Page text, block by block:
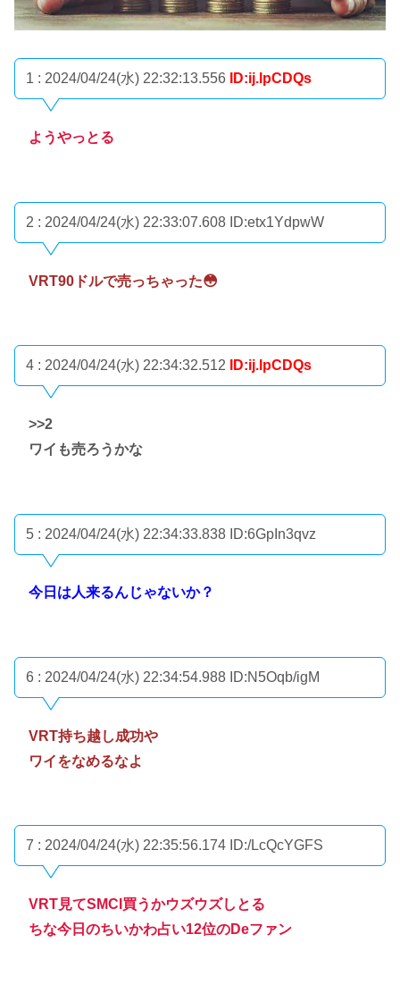
1 : 2024/04/24(水) 22:32:13.556 ID:ij.lpCDQs
ようやっとる
2 : 2024/04/24(水) 22:33:07.608 ID:etx1YdpwW
VRT90ドルで売っちゃった😳
4 : 2024/04/24(水) 22:34:32.512 ID:ij.lpCDQs
>>2
ワイも売ろうかな
5 : 2024/04/24(水) 22:34:33.838 ID:6GpIn3qvz
今日は人来るんじゃないか？
6 : 2024/04/24(水) 22:34:54.988 ID:N5Oqb/igM
VRT持ち越し成功や
ワイをなめるなよ
7 : 2024/04/24(水) 22:35:56.174 ID:/LcQcYGFS
VRT見てSMCI買うかウズウズしとる
ちな今日のちいかわ占い12位のDeファン